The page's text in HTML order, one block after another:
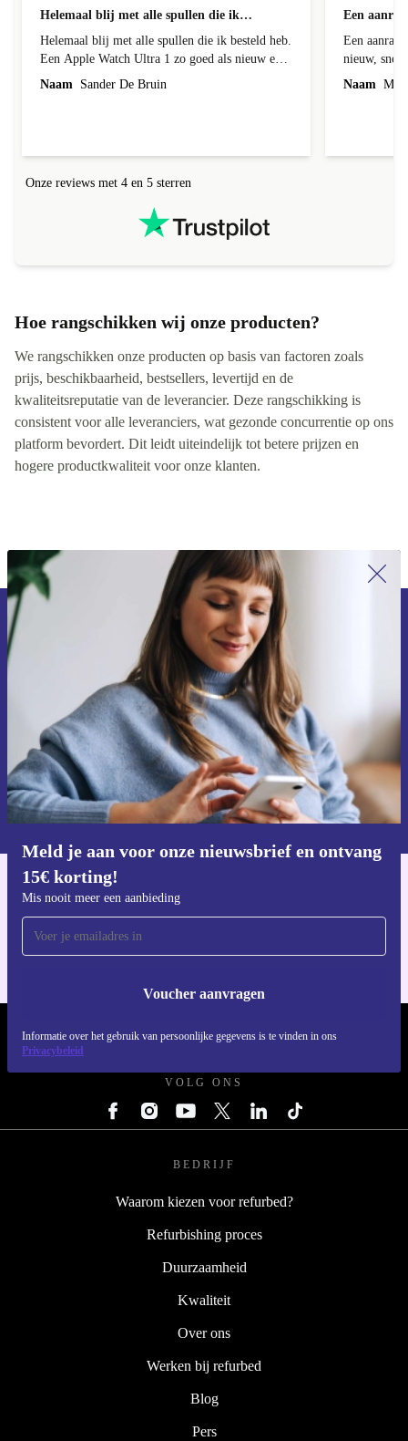
geverifieerd
Helemaal blij met alle spullen die ik…
Helemaal blij met alle spullen die ik besteld heb.
Een Apple Watch Ultra 1 zo goed als nieuw en
exemplaar en wie zie dat nou, ik niet hoor. En
met de AirPods Pro 2 ook helemaal happy.
onderscheiden van een gloednieuwe uit de
verpakking. Ik kom graag terug bij jullie voor
raad het iedereen aan. Nogmaals top geregeld bij
Een
nieuw,
Onze reviews met 4 en 5 sterren
Hoe rangschikken wij onze producten?
We rangschikken onze producten op basis van factoren zoals
prijs, beschikbaarheid, bestsellers, levertijd en de
kwaliteitsreputatie van de leverancier. Deze rangschikking is
consistent voor alle leveranciers, wat gezonde concurrentie op ons
platform bevordert. Dit leidt uiteindelijk tot betere prijzen en
Meld je aan voor onze nieuwsbrief en ontvang
15€ korting!
Meld je aan voor onze nieuwsbrief en
ontvang €15 korting!
Mis nooit meer een aanbieding.
Voucher aanvragen
Informatie over het gebruik van persoonsgegevens vind je in ons
privacybeleid.
Download de refurbed app
Voor iOS en Android
REFURBED NEDERLAND - RETHINK NEW.
VOLG ONS
BEDRIJF
Waarom kiezen voor refurbed?
Refurbishing proces
Duurzaamheid
Kwaliteit
Over ons
Werken bij refurbed
Blog
Pers